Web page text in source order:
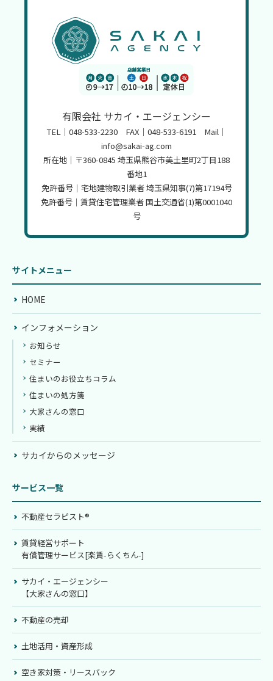
2024年7月 (1)
2023年10月 (1)
(1)
2022年1月 (1)
有限会社 サカイ・エージェンシー
TEL｜048-533-2230 FAX｜048-533-6191 Mail｜
info@sakai-ag.com
所在地｜〒360-0845 埼玉県熊谷市美土里町2丁目188
番地1
免許番号｜宅地建物取引業者 埼玉県知事(7)第17194号
免許番号｜賃貸住宅管理業者 国土交通省(1)第0001040
号
サイトメニュー
HOME
インフォメーション
お知らせ
セミナー
住まいのお役立ちコラム
住まいの処方箋
大家さんの窓口
実績
サカイからのメッセージ
サービス一覧
不動産セラピスト®
賃貸経営サポート
有償管理サービス[楽賃-らくちん-]
サカイ・エージェンシー
【大家さんの窓口】
不動産の売却
土地活用・資産形成
空き家対策・リースバック